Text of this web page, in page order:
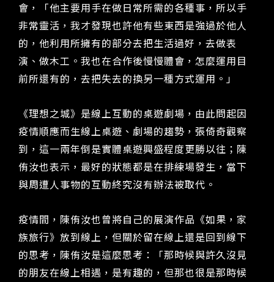
會，「他主要用手在做日常所需的各種事，所以手
非常靈活，我才發現也許他有些東西是強過於他人
的，他利用所擁有的部分去把生活過好，去做表
演、做木工。我也在合作後慢慢體會，怎麼運用目
前所還有的，去把失去的換另一種方式運用。」
《理想之城》是線上互動的桌遊劇場，由此問起因
疫情順應而生線上桌遊、劇場的趨勢，張倚奇觀察
到，這一兩年倒是實體桌遊興盛程度更勝以往；陳
侑汝也表示，最好的狀態都是在排練場發生，當下
與周遭人事物的互動終究沒有辦法被取代。
疫情間，陳侑汝也曾將自己的展演作品《如果，家
族旅行》放到線上，但關於留在線上還是回到線下
的思考，陳侑汝是這麼思考：「那時候與許久沒見
的朋友在線上相遇，是有趣的，但那也很是那時候